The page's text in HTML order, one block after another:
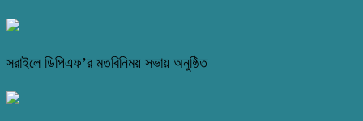
সরাইলে ডিপিএফ’র মতবিনিময় সভায় অনুষ্ঠিত